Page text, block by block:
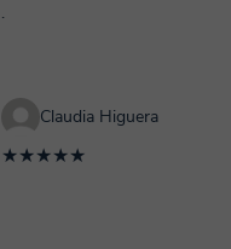
.
Claudia Higuera
★★★★★